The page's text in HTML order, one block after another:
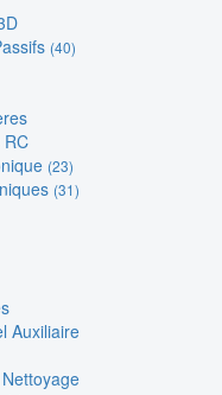
(40)
RC
(23)
(31)
Auxiliaire